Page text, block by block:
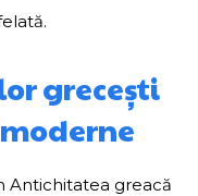
grecești
Antichitatea greacă